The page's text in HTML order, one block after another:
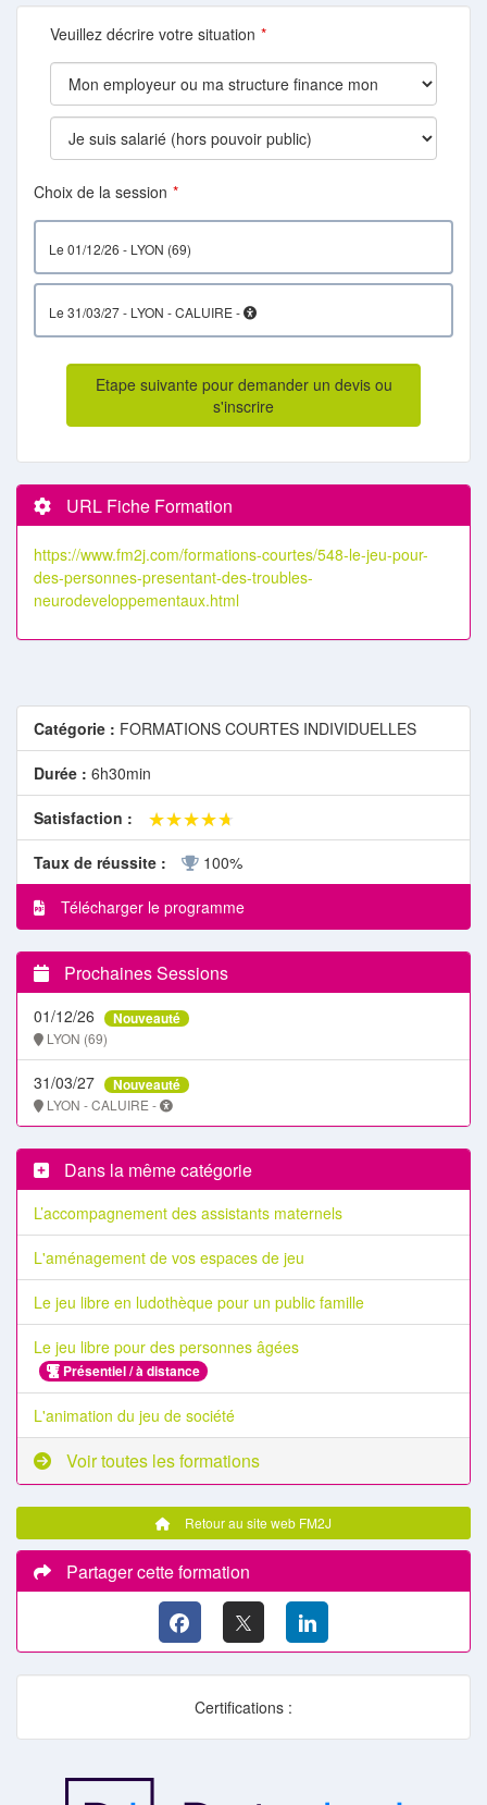
Veuillez décrire votre situation
Choix de la session
le 01/12/26 - LYON (69)
le 31/03/27 - LYON - CALUIRE -
Etape suivante pour demander un devis ou
s'inscrire
URL Fiche Formation
https://www.fm2j.com/formations-courtes/548-le-jeu-pour-
des-personnes-presentant-des-troubles-
neurodeveloppementaux.html
Catégorie : FORMATIONS COURTES INDIVIDUELLES
Durée : 6h30min
Satisfaction : ★★★★★
★★★★★
Taux de réussite : 100%
Télécharger le programme
Prochaines Sessions
01/12/26 Nouveauté
LYON (69)
31/03/27 Nouveauté
LYON - CALUIRE -
Dans la même catégorie
L’accompagnement des assistants maternels
L'aménagement de vos espaces de jeu
Le jeu libre en ludothèque pour un public famille
Le jeu libre pour des personnes âgées
Présentiel / à distance
L'animation du jeu de société
Voir toutes les formations
Retour au site web FM2J
Partager cette formation
Certifications :